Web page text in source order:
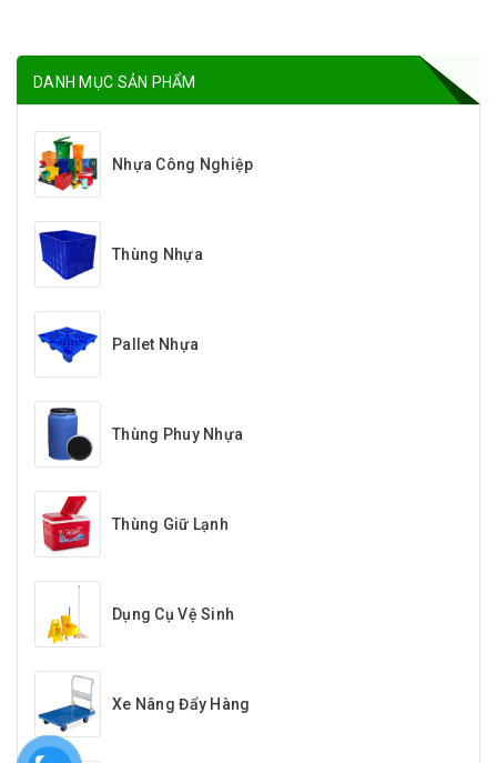
DANH MỤC SẢN PHẨM
Nhựa Công Nghiệp
Thùng Nhựa
Pallet Nhựa
Thùng Phuy Nhựa
Thùng Giữ Lạnh
Dụng Cụ Vệ Sinh
Xe Nâng Đẩy Hàng